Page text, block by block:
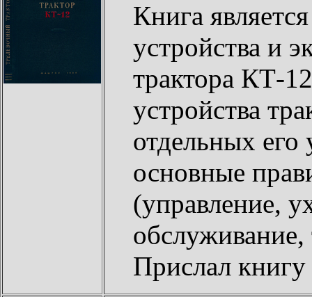
Книга
устройства и
трактора КТ-
устройства
отдельных его
основные
(управление,
обслуживание,
Прислал книгу